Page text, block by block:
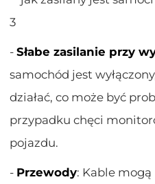
-Słabe zasilanie przy
samochód jest
działać, co może być
przypadku chęci
pojazdu.
- Przewody: Kable